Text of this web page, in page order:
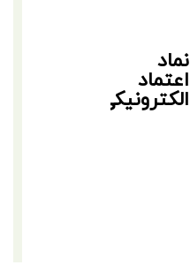
نماد
اعتماد
الکترونیکی